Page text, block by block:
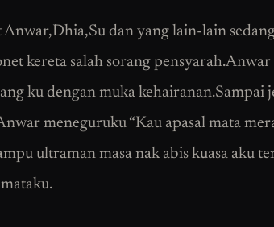
dan yang lain-lain
kereta salah sorang
ku dengan muka kehairanan.Sampai
meneguruku “Kau apasal mata
ultraman masa nak abis kuasa aku